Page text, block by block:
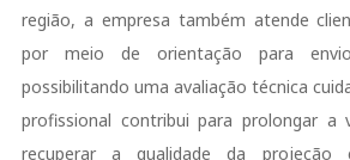
região, a empresa também atende
por meio de orientação para
possibilitando uma avaliação técnica
profissional contribui para prolongar a
recuperar a qualidade da projeção